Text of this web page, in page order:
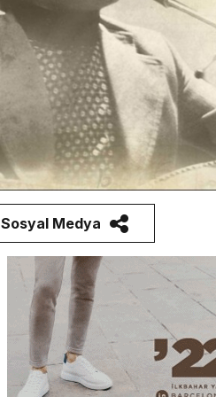
Sosyal Medya